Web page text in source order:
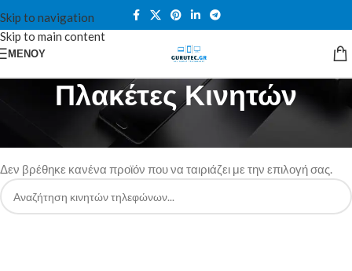
Skip to navigation
Skip to main content
ΜΕΝΟΎ
Πλακέτες Κινητών
Πλακέτες Κινητών
Δεν βρέθηκε κανένα προϊόν που να ταιριάζει με την επιλογή σας.